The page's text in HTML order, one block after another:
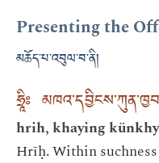
Presenting the
མཆོད་པ་འབུལ་བ་ནི།
ཧྲཱིཿ
hrih, khaying
Hrīḥ. Within